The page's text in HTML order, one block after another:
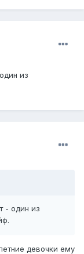
из
- один из
девочки ему